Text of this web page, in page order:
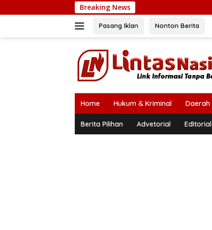
ke
Breaking News
Pasang Iklan Nonton Berita
Home Hukum & Kriminal Daerah
Berita Pilihan Advetorial Editorial